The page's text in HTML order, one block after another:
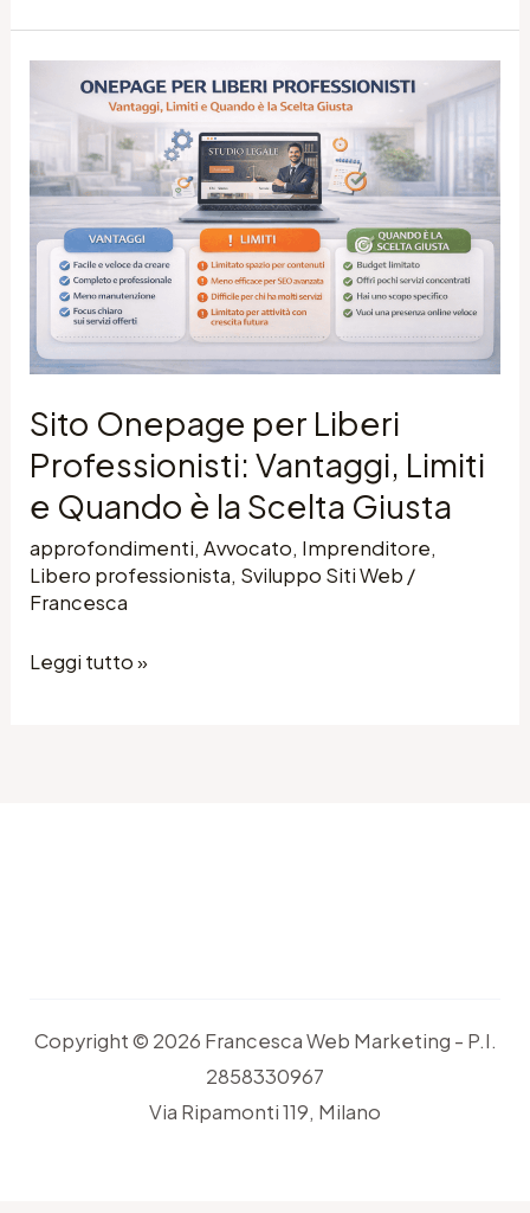
Sito Onepage per Liberi
Professionisti: Vantaggi, Limiti
e Quando è la Scelta Giusta
approfondimenti,Avvocato, Imprenditore,
Libero professionista, Sviluppo Siti Web /
Francesca
Onepage
Liberi
Professionisti:
Vantaggi,
Limiti
Quando
la
Scelta
Giusta
Leggi tutto »
Copyright © 2026 Francesca Web Marketing - P.I.
2858330967
Via Ripamonti 119, Milano